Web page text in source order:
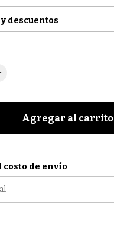
descuentos
Agregar al carrito
de envío